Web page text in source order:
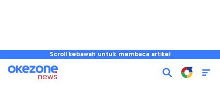
Scroll kebawah untuk membaca artikel